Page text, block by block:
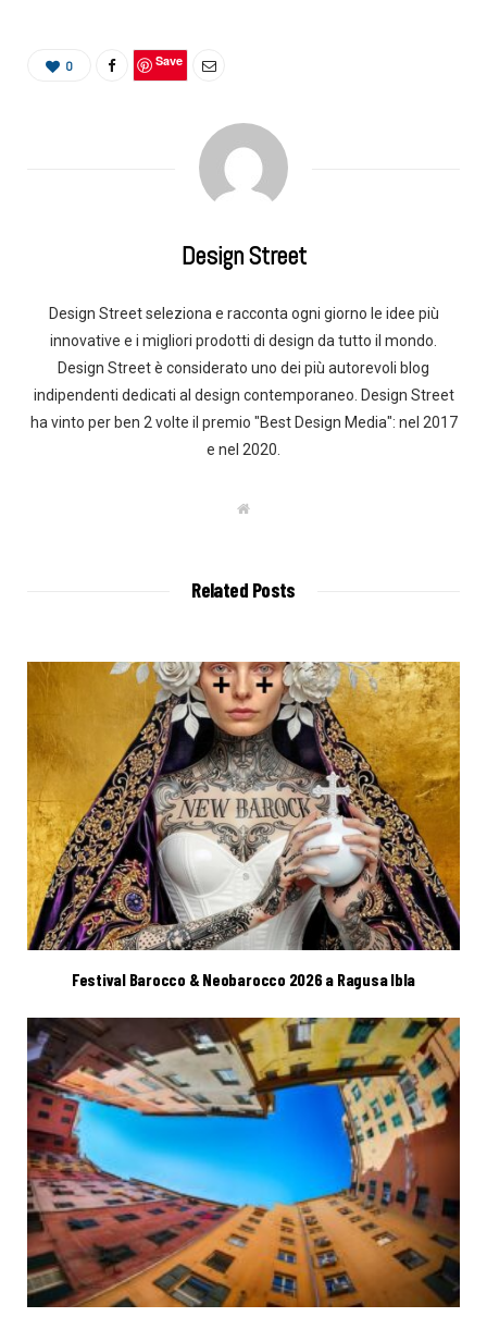
0 Save
Design Street
Design Street seleziona e racconta ogni giorno le idee più
innovative e i migliori prodotti di design da tutto il mondo.
Design Street è considerato uno dei più autorevoli blog
indipendenti dedicati al design contemporaneo. Design Street
ha vinto per ben 2 volte il premio "Best Design Media": nel 2017
e nel 2020.
W
Related Posts
Festival Barocco & Neobarocco 2026 a Ragusa Ibla